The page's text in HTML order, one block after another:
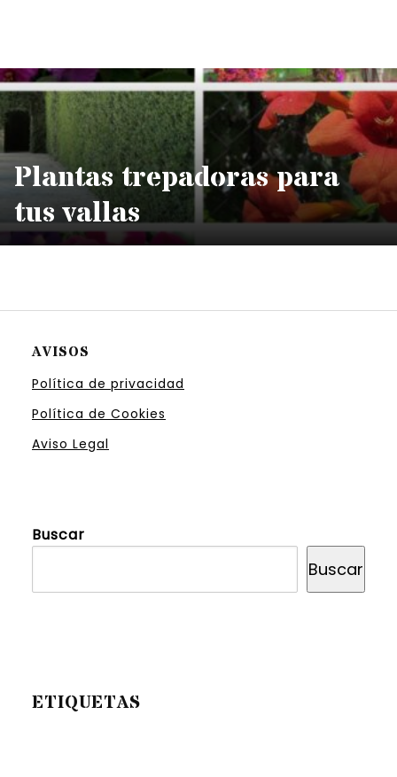
Plantas trepadoras para
tus vallas
AVISOS
Política de privacidad
Política de Cookies
Aviso Legal
Buscar
Buscar
ETIQUETAS